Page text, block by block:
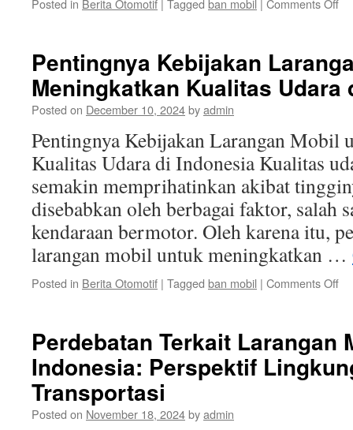
Posted in Berita Otomotif Tagged ban mobil Comments Off
Pentingnya Kebijakan
Meningkatkan Kualitas Udara
Posted on December 10, 2024byadmin
Pentingnya Kebijakan Larangan Mobil
Kualitas Udara di Indonesia Kualitas
semakin memprihatinkan akibat
disebabkan oleh berbagai faktor, salah
kendaraan bermotor. Oleh karena itu,
larangan mobil untuk meningkatkan …
Posted in Berita Otomotif | Tagged ban mobil | Comments Offon
Perdebatan Terkait Larangan
Indonesia: Perspektif
Transportasi
Posted on November 18, 2024byadmin